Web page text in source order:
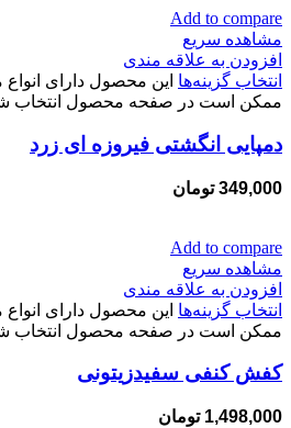
Add to compare
مشاهده سریع
افزودن به علاقه مندی
انتخاب گزینه‌ها این محصول دارای
ممکن است در صفحه محصول انتخاب
دمپایی انگشتی فیروزه ای زرد
349,000 تومان
Add to compare
مشاهده سریع
افزودن به علاقه مندی
انتخاب گزینه‌ها این محصول دارای
ممکن است در صفحه محصول انتخاب
کفش کنفی سفیدزیتونی
1,498,000 تومان